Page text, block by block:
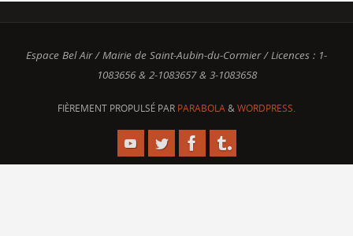
Espace Bel Air / Mairie de Saint-Aubin-du-Cormier / Licences : 1-
1083656 & 2-1083657 & 3-1083658
FIÈREMENT PROPULSÉ PAR PARABOLA&WORDPRESS.